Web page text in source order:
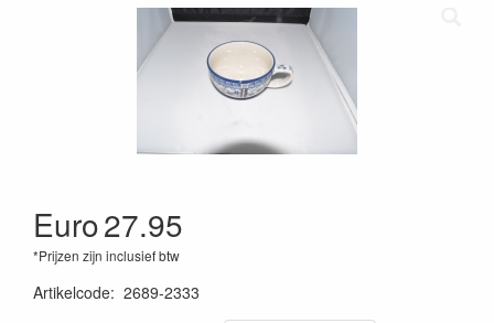
Euro27.95
*Prijzen zijn inclusief btw
Artikelcode: 2689-2333